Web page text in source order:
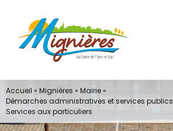
contenu
Accueil » Mignières » Mairie»
Démarches administratives et services publics
Services aux particuliers